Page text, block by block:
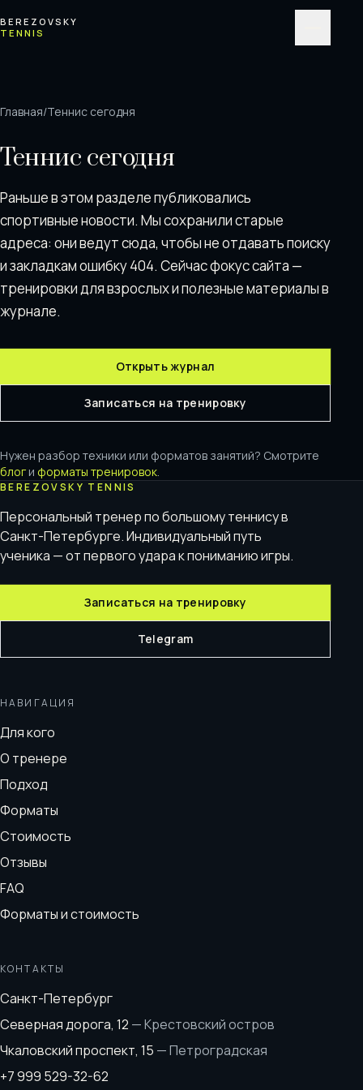
BEREZOVSKY
TENNIS
Главная/Теннис сегодня
Теннис сегодня
Раньше в этом разделе публиковались
спортивные новости. Мы сохранили старые
адреса: они ведут сюда, чтобы не отдавать поискy
и закладкам ошибку 404. Сейчас фокус сайта —
тренировки для взрослых и полезные материалы в
журнале.
Открыть журнал
Записаться на тренировку
Нужен разбор техники или форматов занятий? Смотрите
блог и форматы тренировок.
BEREZOVSKY TENNIS
Персональный тренер по большому теннису в
Санкт-Петербурге. Индивидуальный путь
ученика — от первого удара к пониманию игры.
Записаться на тренировку
Telegram
НАВИГАЦИЯ
Для кого
О тренере
Подход
Форматы
Стоимость
Отзывы
FAQ
Форматы и стоимость
КОНТАКТЫ
Санкт-Петербург
Северная дорога, 12 —Крестовский остров
Чкаловский проспект, 15 —Петроградская
+7 999 529-32-62